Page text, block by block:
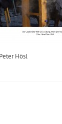
Hösl